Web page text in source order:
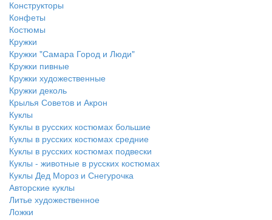
Конструкторы
Конфеты
Костюмы
Кружки
Кружки "Самара Город и Люди"
Кружки пивные
Кружки художественные
Кружки деколь
Крылья Советов и Акрон
Куклы
Куклы в русских костюмах большие
Куклы в русских костюмах средние
Куклы в русских костюмах подвески
Куклы - животные в русских костюмах
Куклы Дед Мороз и Снегурочка
Авторские куклы
Литье художественное
Ложки